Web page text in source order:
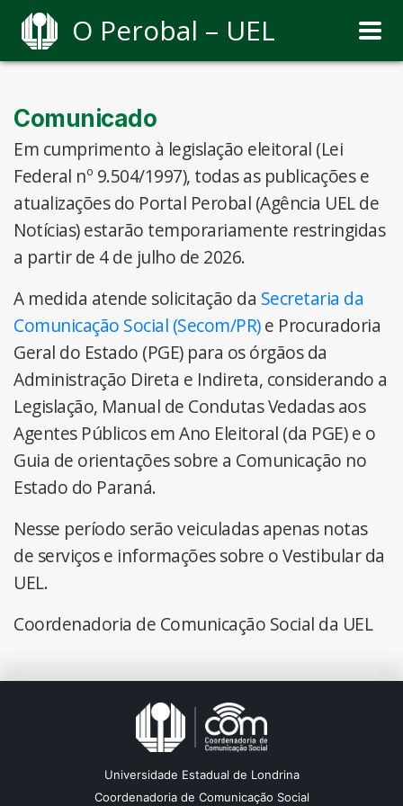
O Perobal – UEL
Comunicado
Em cumprimento à legislação eleitoral (Lei
Federal nº 9.504/1997), todas as publicações e
atualizações do Portal Perobal (Agência UEL de
Notícias) estarão temporariamente restringidas
a partir de 4 de julho de 2026.
A medida atende solicitação da Secretaria da
Comunicação Social (Secom/PR)e Procuradoria
Geral do Estado (PGE) para os órgãos da
Administração Direta e Indireta, considerando a
Legislação, Manual de Condutas Vedadas aos
Agentes Públicos em Ano Eleitoral (da PGE) e o
Guia de orientações sobre a Comunicação no
Estado do Paraná.
Nesse período serão veiculadas apenas notas
de serviços e informações sobre o Vestibular da
UEL.
Coordenadoria de Comunicação Social da UEL
Universidade Estadual de Londrina
Coordenadoria de Comunicação Social